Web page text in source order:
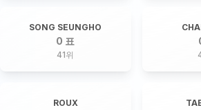
SONG SEUNGHO
0 표
41위
ROUX